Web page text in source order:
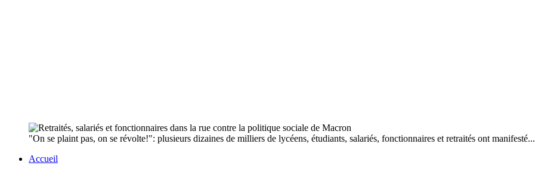
"On se plaint pas, on se révolte!": plusieurs dizaines de milliers de lycéens, étudiants, salariés, fonctionnaires et retraités ont manifesté...
Accueil